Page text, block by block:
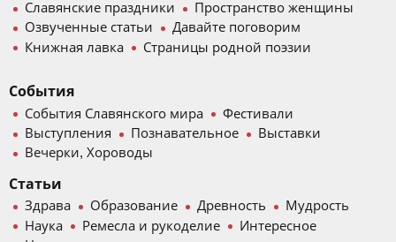
Славянские праздники
Пространство женщины
Озвученные статьи
Давайте поговорим
Книжная лавка
Страницы родной поэзии
События
События Славянского мира
Фестивали
Выступления
Познавательное
Выставки
Вечерки, Хороводы
Статьи
Здрава Образование Древность
Мудрость
Наука
Ремесла и рукоделие
Интересное